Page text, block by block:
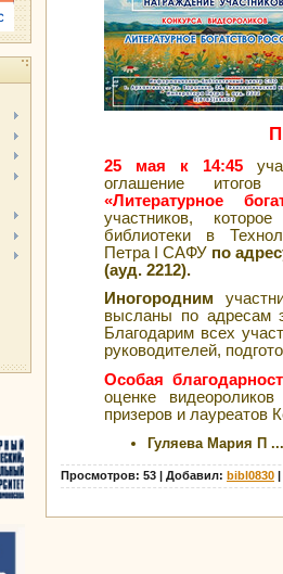
25 мая к 14:45
оглашение
«Литературное
участников,
библиотеки в
Петра I САФУ по
(ауд. 2212).
Иногородним
высланы по адресам
Благодарим всех
руководителей,
Особая
оценке
призеров и лауреатов
Гуляева Мария П
Просмотров: 53 | Добавил: bibl0830